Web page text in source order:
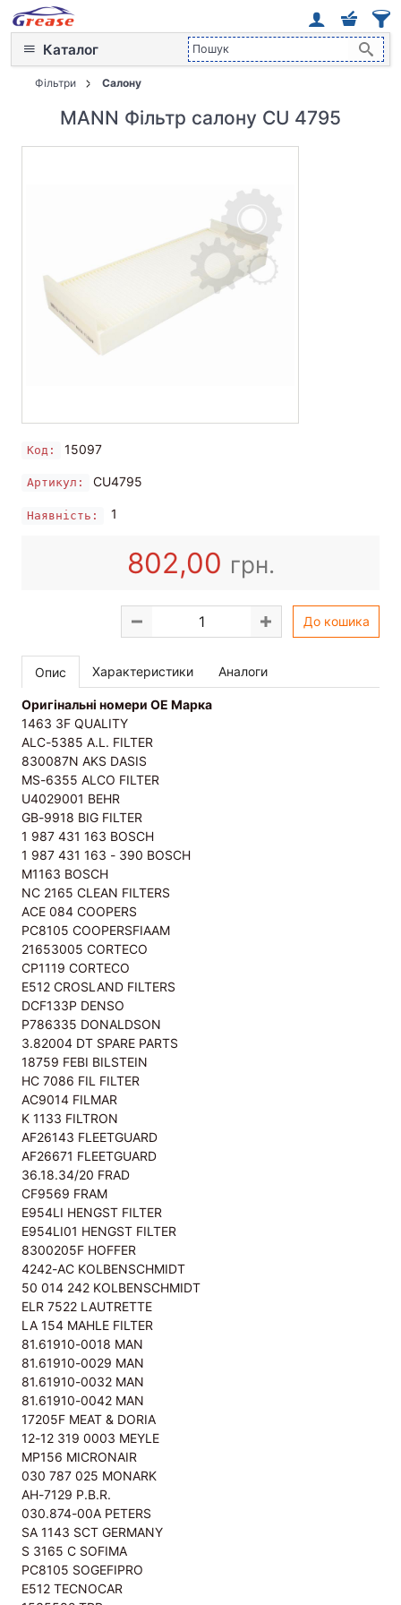
Каталог
Фільтри Салону
MANN Фільтр салону CU 4795
Код: 15097
Артикул: CU4795
Наявність: 1
802,00 грн.
До кошика
Опис Характеристики Аналоги
Оригінальні номери OE Марка
1463 3F QUALITY
ALC-5385 A.L. FILTER
830087N AKS DASIS
MS-6355 ALCO FILTER
U4029001 BEHR
GB-9918 BIG FILTER
1 987 431 163 BOSCH
1 987 431 163 - 390 BOSCH
M1163 BOSCH
NC 2165 CLEAN FILTERS
ACE 084 COOPERS
PC8105 COOPERSFIAAM
21653005 CORTECO
CP1119 CORTECO
E512 CROSLAND FILTERS
DCF133P DENSO
P786335 DONALDSON
3.82004 DT SPARE PARTS
18759 FEBI BILSTEIN
HC 7086 FIL FILTER
AC9014 FILMAR
K 1133 FILTRON
AF26143 FLEETGUARD
AF26671 FLEETGUARD
36.18.34/20 FRAD
CF9569 FRAM
E954LI HENGST FILTER
E954LI01 HENGST FILTER
8300205F HOFFER
4242-AC KOLBENSCHMIDT
50 014 242 KOLBENSCHMIDT
ELR 7522 LAUTRETTE
LA 154 MAHLE FILTER
81.61910-0018 MAN
81.61910-0029 MAN
81.61910-0032 MAN
81.61910-0042 MAN
17205F MEAT & DORIA
12-12 319 0003 MEYLE
MP156 MICRONAIR
030 787 025 MONARK
AH-7129 P.B.R.
030.874-00A PETERS
SA 1143 SCT GERMANY
S 3165 C SOFIMA
PC8105 SOGEFIPRO
E512 TECNOCAR